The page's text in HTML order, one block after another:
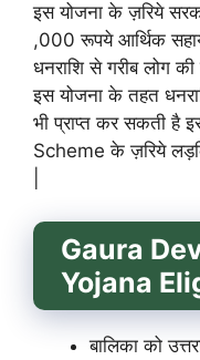
इस योजना के ज़रिये
,000 रूपये आर्थिक
धनराशि से गरीब लोग
इस योजना के तहत
भी प्राप्त कर सकती
Scheme के ज़रिये
Gaura
Yojana
बालिका को